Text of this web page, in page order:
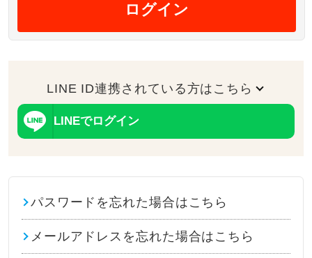
ログイン
LINE ID連携されている方はこちら
LINEでログイン
パスワードを忘れた場合はこちら
メールアドレスを忘れた場合はこちら